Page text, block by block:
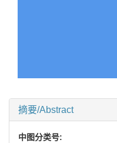
摘要/Abstract
中图分类号: